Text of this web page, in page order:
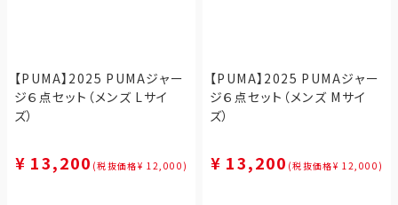
【PUMA】2025 PUMAジャー
ジ６点セット（メンズ Lサイ
ズ）
¥ 13,200 (税抜価格¥ 12,000)
【PUMA】2025 PUMAジャー
ジ６点セット（メンズ Mサイ
ズ）
¥ 13,200 (税抜価格¥ 12,000)